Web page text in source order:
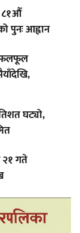
८१औँ
पुनः आह्वान
फलफूल
घट्यो,
गते